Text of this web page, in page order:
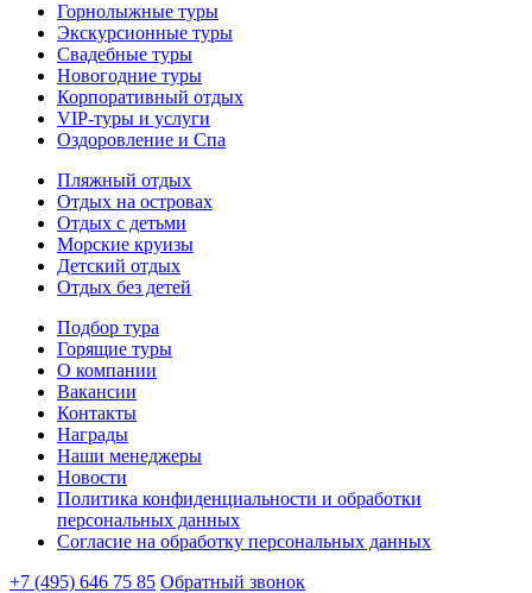
Горнолыжные туры
Экскурсионные туры
Свадебные туры
Новогодние туры
Корпоративный отдых
VIP-туры и услуги
Оздоровление и Спа
Пляжный отдых
Отдых на островах
Отдых с детьми
Морские круизы
Детский отдых
Отдых без детей
Подбор тура
Горящие туры
О компании
Вакансии
Контакты
Награды
Наши менеджеры
Новости
Политика конфиденциальности и обработки
персональных данных
Согласие на обработку персональных данных
+7 (495) 646 75 85 Обратный звонок